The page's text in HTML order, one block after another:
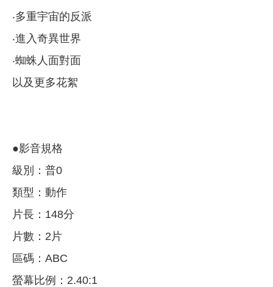
‧多重宇宙的反派
‧進入奇異世界
‧蜘蛛人面對面
以及更多花絮
●影音規格
級別：普0
類型：動作
片長：148分
片數：2片
區碼：ABC
螢幕比例：2.40:1